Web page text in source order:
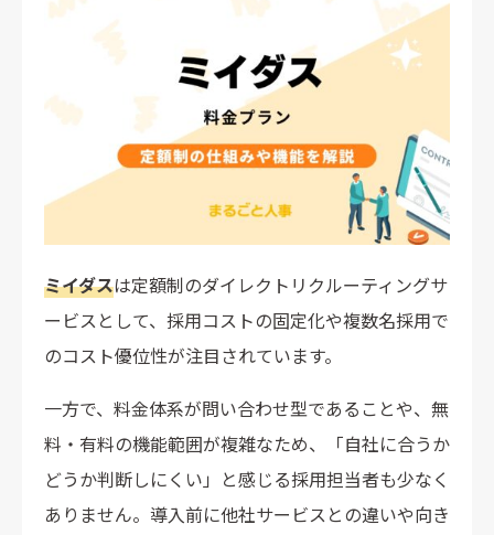
ミイダスは定額制のダイレクトリクルーティングサ
ービスとして、採用コストの固定化や複数名採用で
のコスト優位性が注目されています。
一方で、料金体系が問い合わせ型であることや、無
料・有料の機能範囲が複雑なため、「自社に合うか
どうか判断しにくい」と感じる採用担当者も少なく
ありません。導入前に他社サービスとの違いや向き